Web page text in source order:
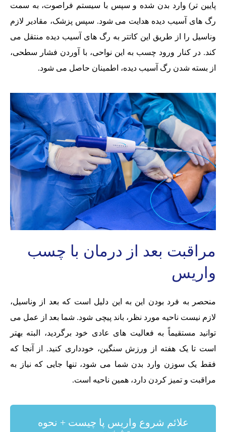
پایین تر) وارد بدن شده و سپس با سیستم فراصوت، به سمت
رگ های آسیب دیده هدایت می شود. سپس پزشک، مقادیر لازم
وناسیل را از طریق این کاتتر به رگ های آسیب دیده منتقل می
کند. در کنار ورود چسب به این نواحی، با آوردن فشار سطحی،
از بسته شدن رگ آسیب دیده، اطمینان حاصل می شود.
مراقبت بعد از درمان با چسب
واریس
منحصر به فرد بودن این به این دلیل است که بعد از وناسیل،
لازم نیست ناحیه مورد نظر، باند پیچی شود. شما بعد از عمل می
توانید مستقیماً به فعالیت های عادی خود برگردید، البته بهتر
است تا یک هفته از ورزش سنگین، خودداری کنید. از آنجا که
فقط یک سوزن وارد بدن شما می شود، تنها جایی که نیاز به
مراقبت و تمیز کردن دارد، همین ناحیه است.
علائم شروع واریس پا چیست + نحوه